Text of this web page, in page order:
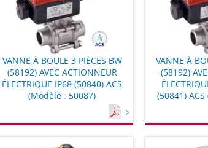
VANNE À BOULE 3 PIÈCES BW
(58192) AVEC ACTIONNEUR
ÉLECTRIQUE IP68 (50840) ACS
(Modèle : 50087)
VANNE À
(58192)
(50841)